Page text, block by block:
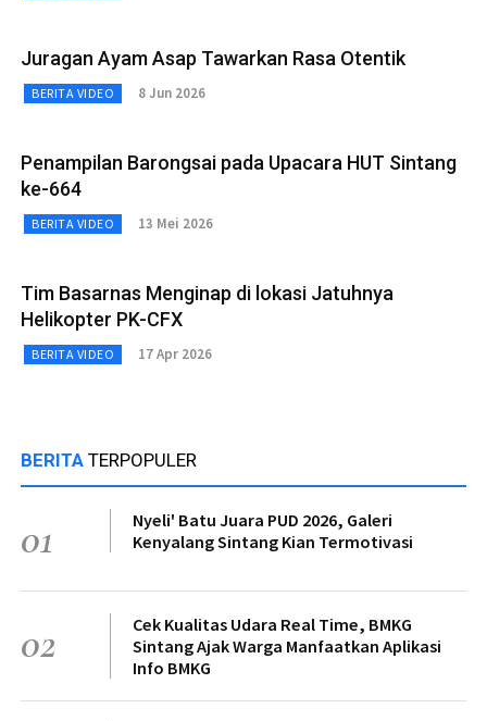
Juragan Ayam Asap Tawarkan Rasa Otentik
BERITA VIDEO 8 Jun 2026
Penampilan Barongsai pada Upacara HUT Sintang
ke-664
BERITA VIDEO 13 Mei 2026
Tim Basarnas Menginap di lokasi Jatuhnya
Helikopter PK-CFX
BERITA VIDEO 17 Apr 2026
BERITA TERPOPULER
01
Nyeli' Batu Juara PUD 2026, Galeri
Kenyalang Sintang Kian Termotivasi
02
Cek Kualitas Udara Real Time, BMKG
Sintang Ajak Warga Manfaatkan Aplikasi
Info BMKG